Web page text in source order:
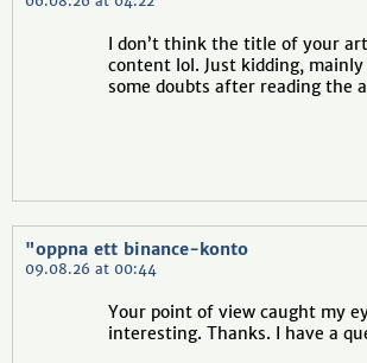
I don’t think the title of your
content lol. Just kidding, mainly
some doubts after reading the
"oppna ett binance-konto
09.08.26 at 00:44
Your point of view caught my
interesting. Thanks. I have a